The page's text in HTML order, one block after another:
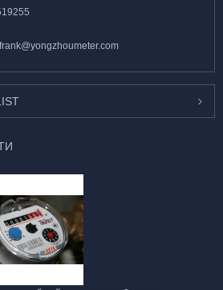
frank@yongzhoumeter.com